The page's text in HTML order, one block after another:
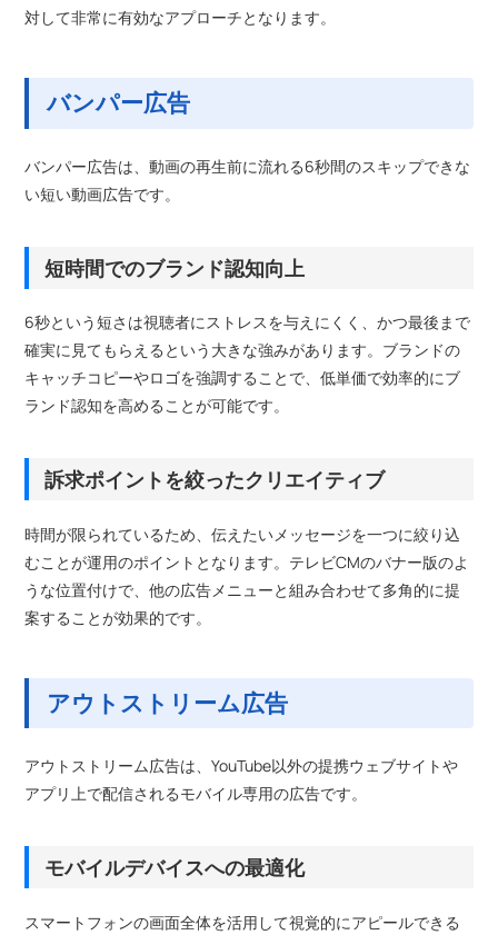
対して非常に有効なアプローチとなります。
バンパー広告
バンパー広告は、動画の再生前に流れる6秒間のスキップできな
い短い動画広告です。
短時間でのブランド認知向上
6秒という短さは視聴者にストレスを与えにくく、かつ最後まで
確実に見てもらえるという大きな強みがあります。ブランドの
キャッチコピーやロゴを強調することで、低単価で効率的にブ
ランド認知を高めることが可能です。
訴求ポイントを絞ったクリエイティブ
時間が限られているため、伝えたいメッセージを一つに絞り込
むことが運用のポイントとなります。テレビCMのバナー版のよ
うな位置付けで、他の広告メニューと組み合わせて多角的に提
案することが効果的です。
アウトストリーム広告
アウトストリーム広告は、YouTube以外の提携ウェブサイトや
アプリ上で配信されるモバイル専用の広告です。
モバイルデバイスへの最適化
スマートフォンの画面全体を活用して視覚的にアピールできる